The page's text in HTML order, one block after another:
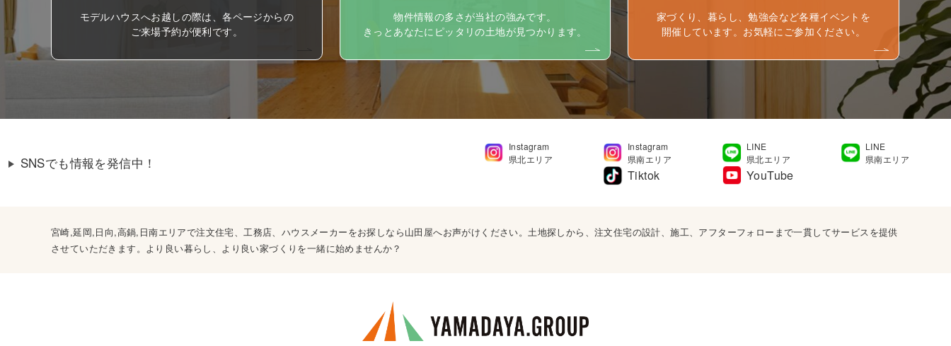
モデルハウスへお越しの際は、各ページからの
ご来場予約が便利です。
物件情報の多さが当社の強みです。
きっとあなたにピッタリの土地が見つかります。
家づくり、暮らし、勉強会など各種イベントを
開催しています。お気軽にご参加ください。
SNSでも情報を発信中！
Instagram
県北エリア
Instagram
県南エリア
LINE
県北エリア
LINE
県南エリア
Tiktok YouTube
宮崎,延岡,日向,高鍋,日南エリアで注文住宅、工務店、ハウスメーカーをお探しなら山田屋へお声がけください。土地探しから、注文住宅の設計、施工、アフターフォローまで一貫してサービスを提供
させていただきます。より良い暮らし、より良い家づくりを一緒に始めませんか？